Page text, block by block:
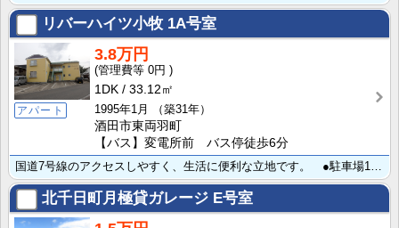
リバーハイツ小牧 1A号室
アパート
3.8万円
0円
1DK
33.12㎡
1995年1月
（築31年）
酒田市東両羽町
【バス】変電所前 バス停徒歩6分
国道7号線のアクセスしやすく、生活に便利な立地です。 ●駐車場1台無料
北千日町月極貸ガレージ E号室